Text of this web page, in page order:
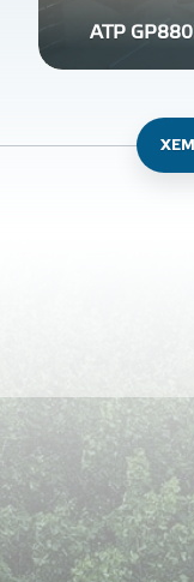
ATP